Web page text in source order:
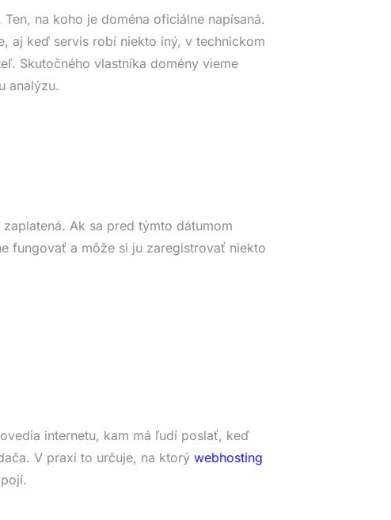
na koho je doména oficiálne napísaná.
aj keď servis robí niekto iný, v technickom
Skutočného vlastníka domény vieme
analýzu.
Ak sa pred týmto dátumom
fungovať a môže si ju zaregistrovať niekto
internetu, kam má ľudí poslať, keď
V praxi to určuje, na ktorý webhosting